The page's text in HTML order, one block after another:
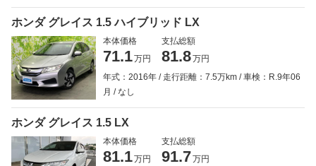
ホンダ グレイス 1.5 ハイブリッド LX
本体価格
71.1万円
支払総額
81.8万円
年式：2016年
走行距離：7.5万km
車検：R.9年06
月
なし
ホンダ グレイス 1.5 LX
本体価格
81.1万円
支払総額
91.7万円